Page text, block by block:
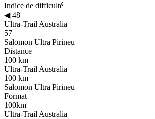
Indice de difficulté
◀48
Ultra-Trail Australia
57
Salomon Ultra Pirineu
Distance
100 km
Ultra-Trail Australia
100 km
Salomon Ultra Pirineu
Format
100km
Ultra-Trail Australia